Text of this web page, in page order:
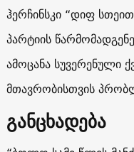
ჰერჩინსკი “დიფ
პარტიის
ამოცანა სუვერენული
მთავრობისთვის
განცხადება